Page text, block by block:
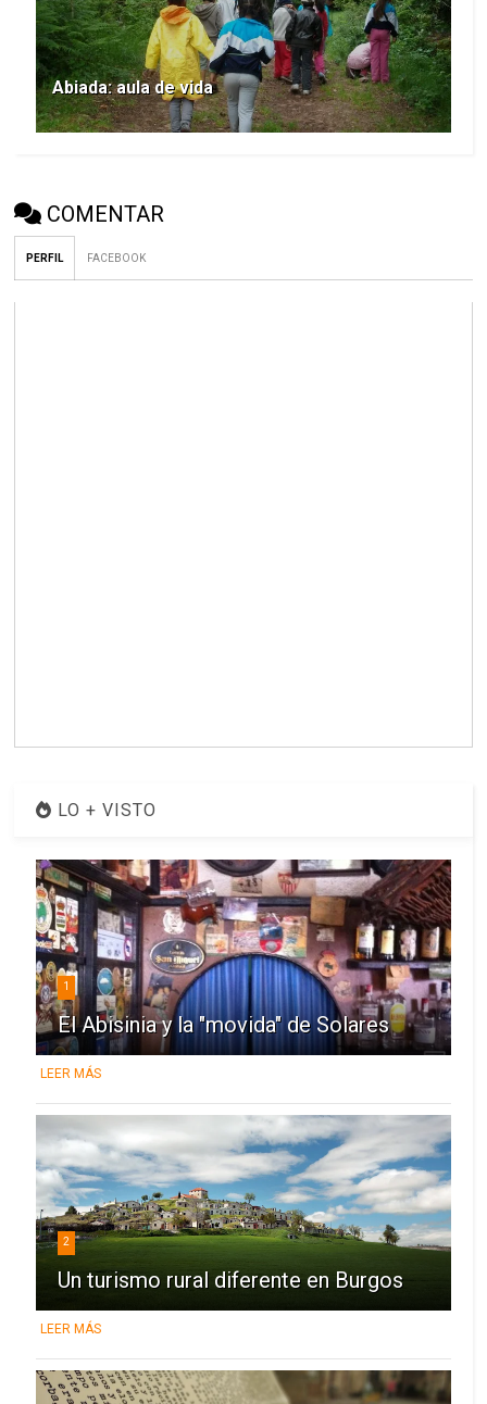
Abiada: aula de vida
COMENTAR
PERFIL FACEBOOK
LO + VISTO
1
El Abisinia y la "movida" de Solares
LEER MÁS
2
Un turismo rural diferente en Burgos
LEER MÁS